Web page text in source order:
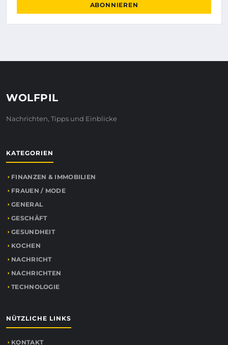
ABONNIEREN
WOLFPIL
Nachrichten, Tipps und Einblicke
KATEGORIEN
FINANZEN & IMMOBILIEN
FRAUEN / MODE
GENERAL
GESCHÄFT
GESUNDHEIT
KOCHEN
NACHRICHT
NACHRICHTEN
TECHNOLOGIE
NÜTZLICHE LINKS
KONTAKT